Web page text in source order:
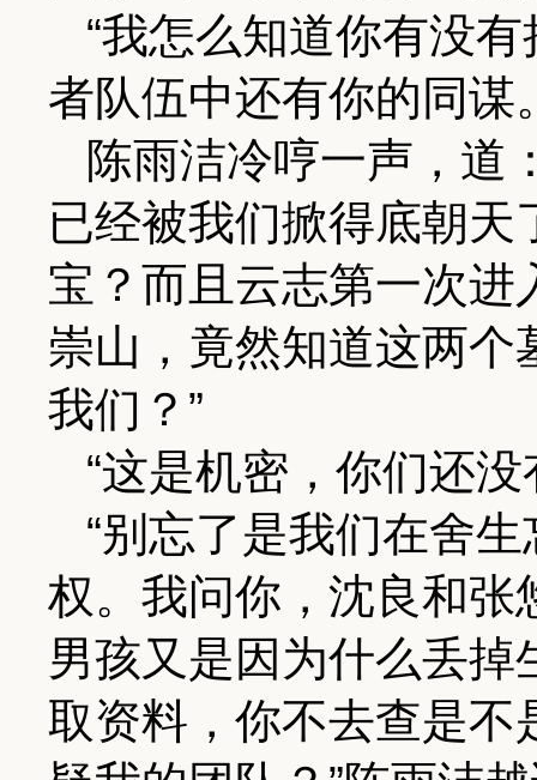
“我怎么知道你有没
者队伍中还有你的同谋
陈雨洁冷哼一声，道
已经被我们掀得底朝
宝？而且云志第一次
崇山，竟然知道这两
我们？”
“这是机密，你们还
“别忘了是我们在舍
权。我问你，沈良和张
男孩又是因为什么丢
取资料，你不去查是不